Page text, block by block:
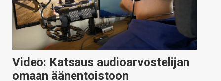
Video: Katsaus audioarvostelijan
omaan äänentoistoon